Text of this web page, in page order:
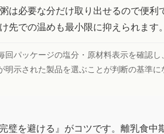
は必要な分だけ取り出せるので便利
先での温めも最小限に抑えられます。
回パッケージの塩分・原材料表示を確認し
明示された製品を選ぶことが判断の基準に
璧を避ける』がコツです。離乳食中